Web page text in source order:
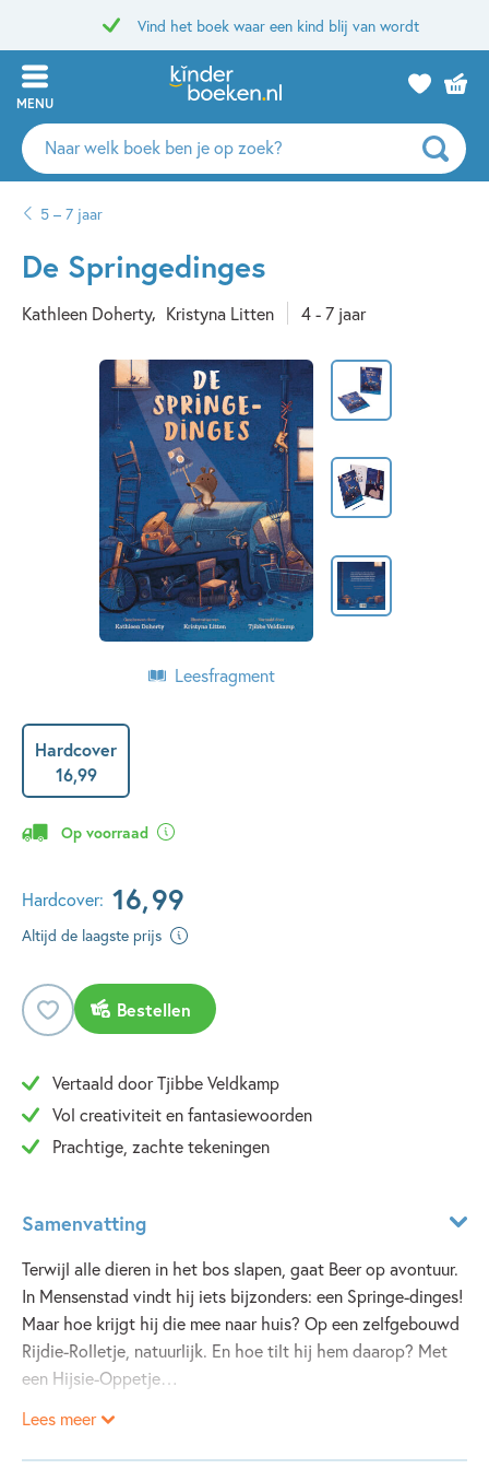
Vind het boek waar een kind blij van wordt
MENU
Zoeken
naar
auteurs
uitgevers
5 – 7 jaar
De Springedinges
Kathleen Doherty Kristyna Litten 4 - 7 jaar
Leesfragment
Hardcover
16,99
Op voorraad
Hardcover: 16,99
Altijd de laagste prijs
Bestellen
Vertaald door Tjibbe Veldkamp
Vol creativiteit en fantasiewoorden
Prachtige, zachte tekeningen
Samenvatting
Terwijl alle dieren in het bos slapen, gaat Beer op avontuur.
In Mensenstad vindt hij iets bijzonders: een Springe-dinges!
Maar hoe krijgt hij die mee naar huis? Op een zelfgebouwd
Rijdie-Rolletje, natuurlijk. En hoe tilt hij hem daarop? Met
een Hijsie-Oppetje…
Lees meer